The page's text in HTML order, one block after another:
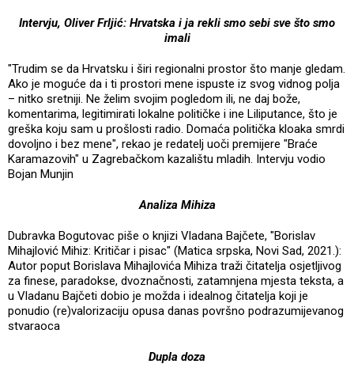
Intervju, Oliver Frljić: Hrvatska i ja rekli smo sebi sve što smo
imali
"Trudim se da Hrvatsku i širi regionalni prostor što manje gledam.
Ako je moguće da i ti prostori mene ispuste iz svog vidnog polja
– nitko sretniji. Ne želim svojim pogledom ili, ne daj bože,
komentarima, legitimirati lokalne političke i ine Liliputance, što je
greška koju sam u prošlosti radio. Domaća politička kloaka smrdi
dovoljno i bez mene", rekao je redatelj uoči premijere "Braće
Karamazovih" u Zagrebačkom kazalištu mladih. Intervju vodio
Bojan Munjin
Analiza Mihiza
Dubravka Bogutovac piše o knjizi Vladana Bajčete, "Borislav
Mihajlović Mihiz: Kritičar i pisac" (Matica srpska, Novi Sad, 2021.):
Autor poput Borislava Mihajlovića Mihiza traži čitatelja osjetljivog
za finese, paradokse, dvoznačnosti, zatamnjena mjesta teksta, a
u Vladanu Bajčeti dobio je možda i idealnog čitatelja koji je
ponudio (re)valorizaciju opusa danas površno podrazumijevanog
stvaraoca
Dupla doza